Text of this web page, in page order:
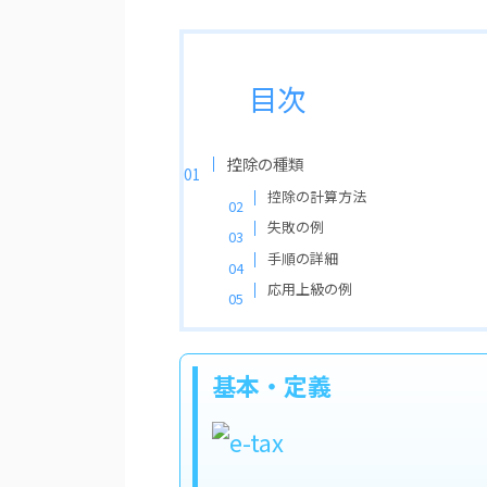
目次
控除の種類
控除の計算方法
失敗の例
手順の詳細
応用上級の例
基本・定義